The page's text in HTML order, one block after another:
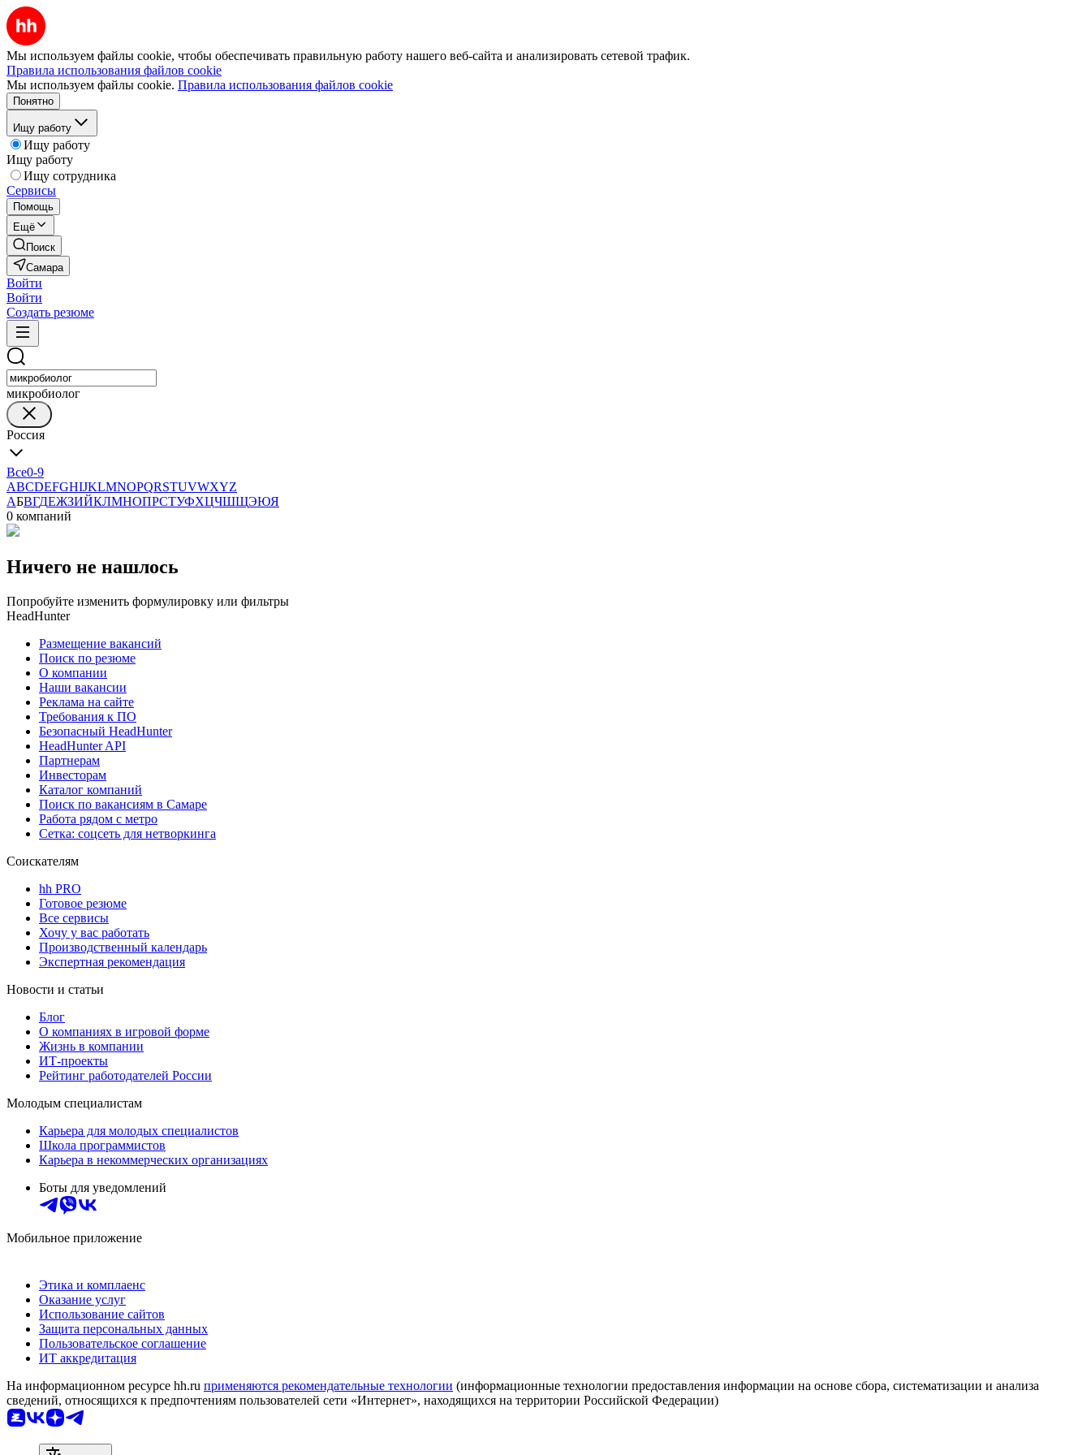
Мы используем файлы cookie, чтобы обеспечивать правильную работу нашего веб-сайта и анализировать сетевой трафик.
Правила использования файлов cookie
Мы используем файлы cookie. Правила использования файлов cookie
Понятно
Ищу работу
Ищу работу
Ищу работу
Ищу сотрудника
Сервисы
Помощь
Ещё
Поиск
Самара
Войти
Войти
Создать резюме
микробиолог
Россия
Все0-9
ABCDEFGHIJKLMNOPQRSTUVWXYZ
АБВГДЕЖЗИЙКЛМНОПРСТУФХЦЧШЩЭЮЯ
0 компаний
Ничего не нашлось
Попробуйте изменить формулировку или фильтры
HeadHunter
Размещение вакансий
Поиск по резюме
О компании
Наши вакансии
Реклама на сайте
Требования к ПО
Безопасный HeadHunter
HeadHunter API
Партнерам
Инвесторам
Каталог компаний
Поиск по вакансиям в Самаре
Работа рядом с метро
Сетка: соцсеть для нетворкинга
Соискателям
hh PRO
Готовое резюме
Все сервисы
Хочу у вас работать
Производственный календарь
Экспертная рекомендация
Новости и статьи
Блог
О компаниях в игровой форме
Жизнь в компании
ИТ-проекты
Рейтинг работодателей России
Молодым специалистам
Карьера для молодых специалистов
Школа программистов
Карьера в некоммерческих организациях
Боты для уведомлений
Мобильное приложение
Этика и комплаенс
Оказание услуг
Использование сайтов
Защита персональных данных
Пользовательское соглашение
ИТ аккредитация
На информационном ресурсе hh.ru применяются рекомендательные технологии (информационные технологии предоставления информации на основе сбора, систематизации и анализа
сведений, относящихся к предпочтениям пользователей сети «Интернет», находящихся на территории Российской Федерации)